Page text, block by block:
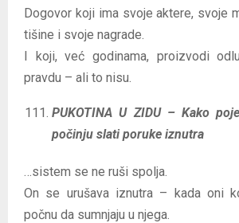
Dogovor koji ima svoje aktere, svoje
tišine i svoje nagrade.
I koji, već godinama, proizvodi
pravdu – ali to nisu.
PUKOTINA U ZIDU – Kako
počinju slati poruke iznutra
…sistem se ne ruši spolja.
On se urušava iznutra – kada oni
počnu da sumnjaju u njega.